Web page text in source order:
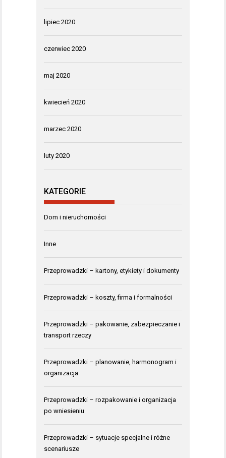
lipiec 2020
czerwiec 2020
maj 2020
kwiecień 2020
marzec 2020
luty 2020
KATEGORIE
Dom i nieruchomości
Inne
Przeprowadzki – kartony, etykiety i dokumenty
Przeprowadzki – koszty, firma i formalności
Przeprowadzki – pakowanie, zabezpieczanie i
transport rzeczy
Przeprowadzki – planowanie, harmonogram i
organizacja
Przeprowadzki – rozpakowanie i organizacja
po wniesieniu
Przeprowadzki – sytuacje specjalne i różne
scenariusze